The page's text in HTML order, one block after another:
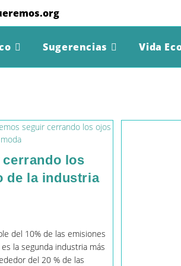
Sugerencias Vida
los
de la industria
del 10% de las emisiones
la segunda industria más
del 20 % de las